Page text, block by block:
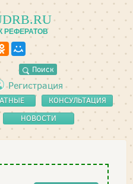
РЕФЕРАТОВ
Поиск
Регистрация
КОНСУЛЬТАЦИЯ
НОВОСТИ